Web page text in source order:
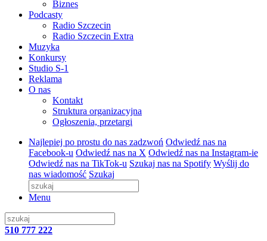
Biznes
Podcasty
Radio Szczecin
Radio Szczecin Extra
Muzyka
Konkursy
Studio S-1
Reklama
O nas
Kontakt
Struktura organizacyjna
Ogłoszenia, przetargi
Najlepiej po prostu do nas zadzwoń Odwiedź nas na
Facebook-u Odwiedź nas na X Odwiedź nas na Instagram-ie
Odwiedź nas na TikTok-u Szukaj nas na Spotify Wyślij do
nas wiadomość Szukaj
Menu
510 777 222